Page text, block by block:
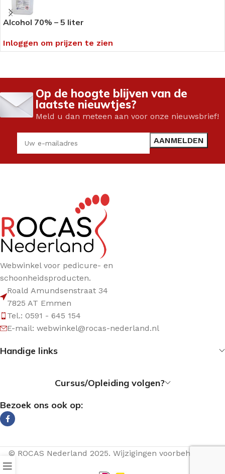
Alcohol 70% – 5 liter
Inloggen om prijzen te zien
Op de hoogte blijven van de
laatste nieuwtjes?
Meld u dan meteen aan voor onze nieuwsbrief!
Webwinkel voor pedicure- en
schoonheidsproducten.
Roald Amundsenstraat 34
7825 AT Emmen
Tel.: 0591 - 645 154
E-mail: webwinkel@rocas-nederland.nl
Handige links
Cursus/Opleiding volgen?
Bezoek ons ook op:
© ROCAS Nederland 2025. Wijzigingen voorbehouden.